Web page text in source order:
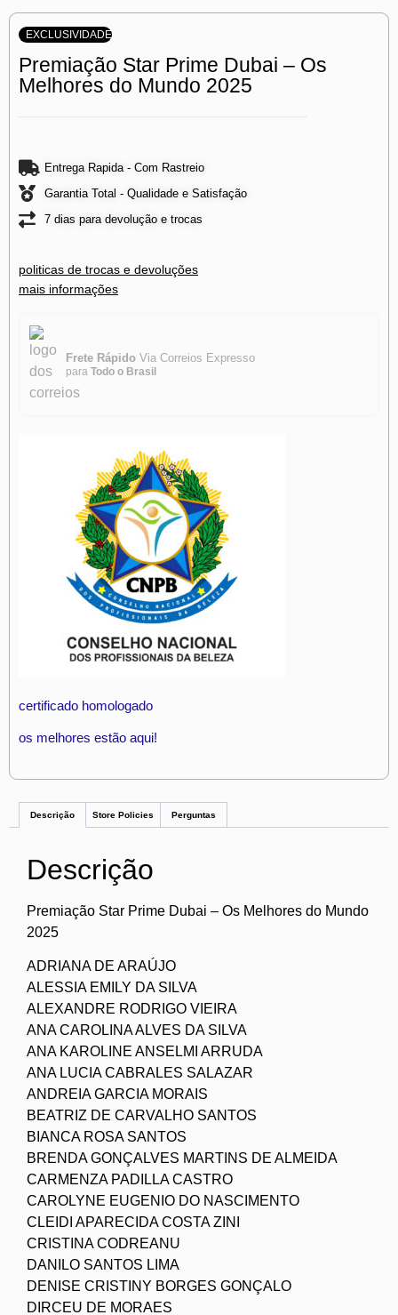
EXCLUSIVIDADE
Premiação Star Prime Dubai – Os
Melhores do Mundo 2025
Entrega Rapida - Com Rastreio
Garantia Total - Qualidade e Satisfação
7 dias para devolução e trocas
politicas de trocas e devoluções
mais informações
Frete Rápido Via Correios Expresso
para Todo o Brasil
certificado homologado
os melhores estão aqui!
Descrição Store Policies Perguntas
Descrição
Premiação Star Prime Dubai – Os Melhores do Mundo
2025
ADRIANA DE ARAÚJO
ALESSIA EMILY DA SILVA
ALEXANDRE RODRIGO VIEIRA
ANA CAROLINA ALVES DA SILVA
ANA KAROLINE ANSELMI ARRUDA
ANA LUCIA CABRALES SALAZAR
ANDREIA GARCIA MORAIS
BEATRIZ DE CARVALHO SANTOS
BIANCA ROSA SANTOS
BRENDA GONÇALVES MARTINS DE ALMEIDA
CARMENZA PADILLA CASTRO
CAROLYNE EUGENIO DO NASCIMENTO
CLEIDI APARECIDA COSTA ZINI
CRISTINA CODREANU
DANILO SANTOS LIMA
DENISE CRISTINY BORGES GONÇALO
DIRCEU DE MORAES